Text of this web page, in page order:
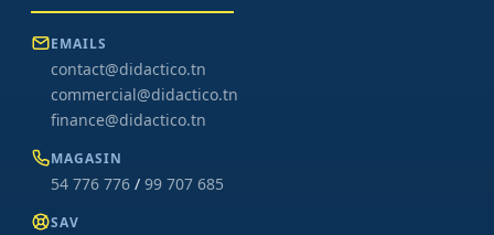
EMAILS
contact@didactico.tn
commercial@didactico.tn
finance@didactico.tn
MAGASIN
54 776 776 / 99 707 685
SAV